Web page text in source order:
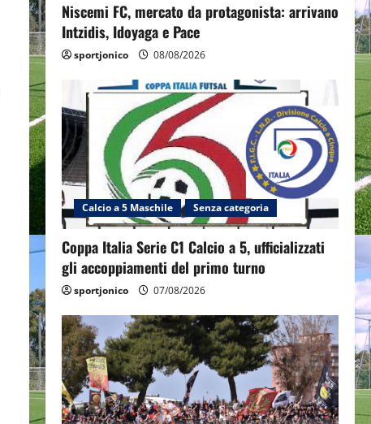
Niscemi FC, mercato da protagonista: arrivano
Intzidis, Idoyaga e Pace
sportjonico 08/08/2026
Calcio a 5 Maschile Senza categoria
Coppa Italia Serie C1 Calcio a 5, ufficializzati
gli accoppiamenti del primo turno
sportjonico 07/08/2026